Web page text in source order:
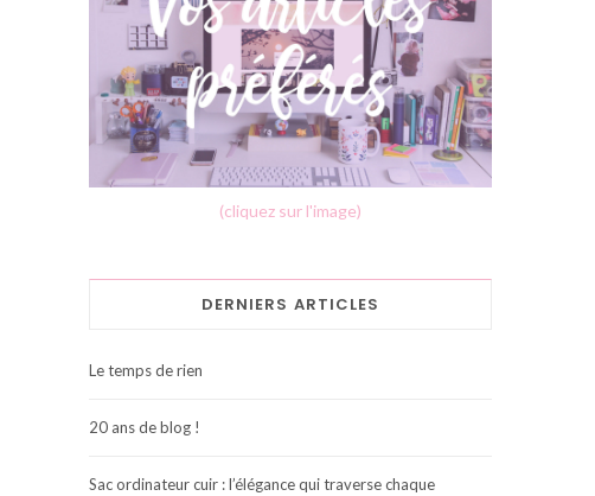
(cliquez sur l'image)
DERNIERS ARTICLES
Le temps de rien
20 ans de blog !
Sac ordinateur cuir : l’élégance qui traverse chaque